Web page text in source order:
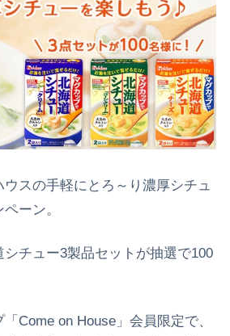
スの手軽にとろ～り濃厚シチュ
ーン。
チュー3製品セットが抽選で100
Come on House」会員限定で、